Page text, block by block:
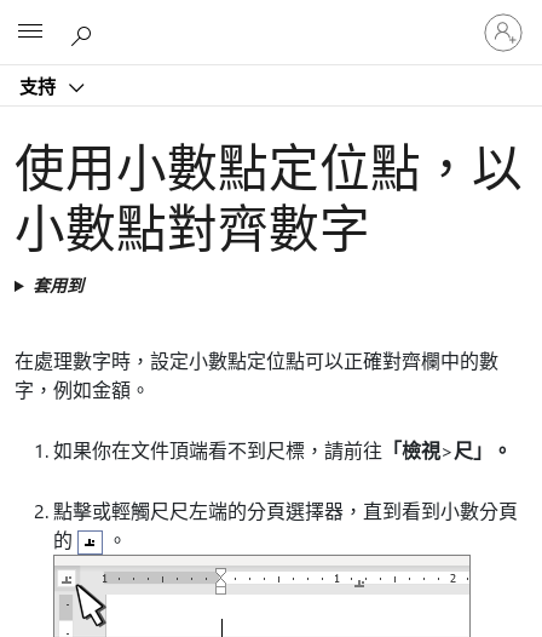
支持
登
入
您
戶
使用小數點定位點，以
小數點對齊數字
套用到
在處理數字時，設定小數點定位點可以正確對齊欄中的數
字，例如金額。
如果你在文件頂端看不到尺標，請前往 「檢視>尺」。
點擊或輕觸尺尺左端的分頁選擇器，直到看到小數分頁
的
。